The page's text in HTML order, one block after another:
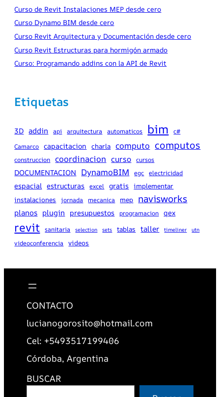
Curso de Revit Instalaciones MEP desde cero
Curso Dynamo BIM desde cero
Curso Revit Arquitectura y Documentación desde cero
Curso Revit Estructuras para hormigón armado
Curso: Programando addins con la API de Revit
Etiquetas
3D addin api arquitectura automaticos bim
c#
Camarco
capacitacion charla computo computos
construccion coordinacion curso cursos
DOCUMENTACION DynamoBIM egc electricidad
espacial estructuras excel gratis implementar
instalaciones
jornada mecanica mep navisworks
planos plugin presupuestos programacion qex
revit sanitaria selection sets tablas taller timeliner utn
videoconferencia videos
CONTACTO
lucianogorosito@hotmail.com
Cel: +5493517199406
Córdoba, Argentina
BUSCAR